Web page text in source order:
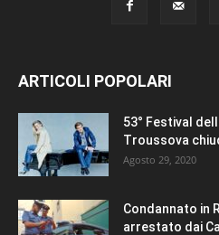
ARTICOLI POPOLARI
53° Festival
Troussova
Agosto 29, 2020
Condannato in
arrestato dai